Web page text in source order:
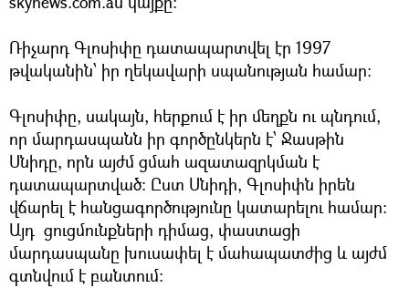
Ռիչարդ Գլոսիփը դատապարտվել էր 1997
թվականին՝ իր ղեկավարի սպանության համար։
Գլոսիփը, սակայն, հերքում է իր մեղքն ու պնդում,
որ մարդասպանն իր գործընկերն է՝ Ջասթին
Սնիդը, որն այժմ ցմահ ազատազրկման է
դատապարտված։ Ըստ Սնիդի, Գլոսիփն իրեն
վճարել է հանցագործությունը կատարելու համար։
Այդ ցուցմունքների դիմաց, փաստացի
մարդասպանը խուսափել է մահապատժից և այժմ
գտնվում է բանտում։